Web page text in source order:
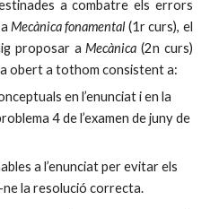
a combatre els errors
Mecànica fonamental(1r curs), el
proposar aMecànica (2n curs)
obert a tothom consistent a:
4 de l’examen de juny de
la resolució correcta.